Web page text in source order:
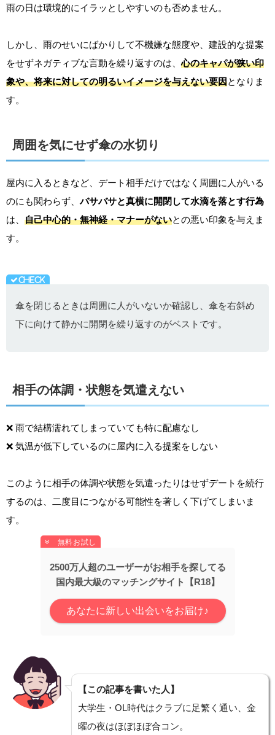
雨の日は環境的にイラッとしやすいのも否めません。
しかし、雨のせいにばかりして不機嫌な態度や、建設的な提案
をせずネガティブな言動を繰り返すのは、心のキャパが狭い印
象や、将来に対しての明るいイメージを与えない要因となりま
す。
周囲を気にせず傘の水切り
屋内に入るときなど、デート相手だけではなく周囲に人がいる
のにも関わらず、バサバサと真横に開閉して水滴を落とす行為
は、 自己中心的・無神経・マナーがないとの悪い印象を与えま
す。
傘を閉じるときは周囲に人がいないか確認し、傘を右斜め
下に向けて静かに開閉を繰り返すのがベストです。
相手の体調・状態を気遣えない
❌ 雨で結構濡れてしまっていても特に配慮なし
❌ 気温が低下しているのに屋内に入る提案をしない
このように相手の体調や状態を気遣ったりはせずデートを続行
するのは、二度目につながる可能性を著しく下げてしまいま
す。
2500万人超のユーザーがお相手を探してる
国内最大級のマッチングサイト【R18】
あなたに新しい出会いをお届け♪
【この記事を書いた人】
大学生・OL時代はクラブに足繁く通い、金
曜の夜はほぼほぼ合コン。